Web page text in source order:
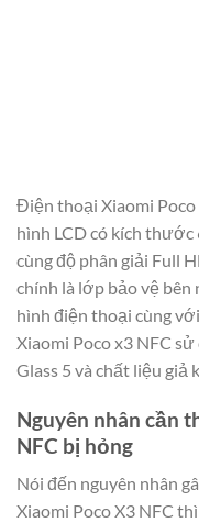
Điện thoại Xiaomi Poco
hình LCD có kích
cùng độ phân giải Full
chính là lớp bảo vệ bên
hình điện thoại cùng
Xiaomi Poco x3 NFC
Glass 5 và chất liệu giả
Nguyên nhân cần
NFC bị hỏng
Nói đến nguyên nhân
Xiaomi Poco X3 NFC